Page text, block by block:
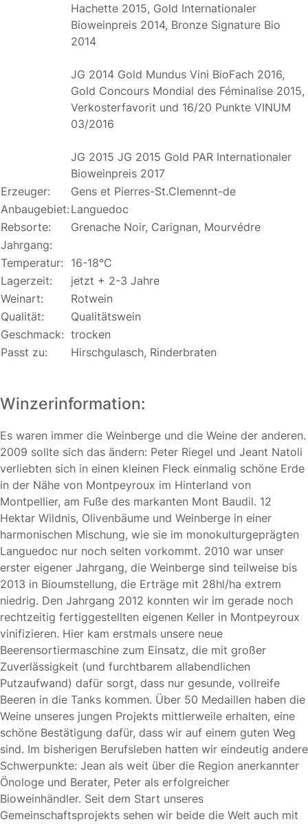
Hachette 2015, Gold Internationaler
Bioweinpreis 2014, Bronze Signature Bio
2014
JG 2014 Gold Mundus Vini BioFach 2016,
Gold Concours Mondial des Féminalise 2015,
Verkosterfavorit und 16/20 Punkte VINUM
03/2016
JG 2015 JG 2015 Gold PAR Internationaler
Bioweinpreis 2017
Erzeuger:
Gens et Pierres-St.Clemennt-de
Anbaugebiet:Languedoc
Rebsorte:
Grenache Noir, Carignan, Mourvédre
Jahrgang:
Temperatur: 16-18°C
Lagerzeit:
jetzt + 2-3 Jahre
Weinart:
Rotwein
Qualität:
Qualitätswein
Geschmack: trocken
Passt zu:
Hirschgulasch, Rinderbraten
Winzerinformation:
Es waren immer die Weinberge und die Weine der anderen.
2009 sollte sich das ändern: Peter Riegel und Jeant Natoli
verliebten sich in einen kleinen Fleck einmalig schöne Erde
in der Nähe von Montpeyroux im Hinterland von
Montpellier, am Fuße des markanten Mont Baudil. 12
Hektar Wildnis, Olivenbäume und Weinberge in einer
harmonischen Mischung, wie sie im monokulturgeprägten
Languedoc nur noch selten vorkommt. 2010 war unser
erster eigener Jahrgang, die Weinberge sind teilweise bis
2013 in Bioumstellung, die Erträge mit 28hl/ha extrem
niedrig. Den Jahrgang 2012 konnten wir im gerade noch
rechtzeitig fertiggestellten eigenen Keller in Montpeyroux
vinifizieren. Hier kam erstmals unsere neue
Beerensortiermaschine zum Einsatz, die mit großer
Zuverlässigkeit (und furchtbarem allabendlichen
Putzaufwand) dafür sorgt, dass nur gesunde, vollreife
Beeren in die Tanks kommen. Über 50 Medaillen haben die
Weine unseres jungen Projekts mittlerweile erhalten, eine
schöne Bestätigung dafür, dass wir auf einem guten Weg
sind. Im bisherigen Berufsleben hatten wir eindeutig andere
Schwerpunkte: Jean als weit über die Region anerkannter
Önologe und Berater, Peter als erfolgreicher
Bioweinhändler. Seit dem Start unseres
Gemeinschaftsprojekts sehen wir beide die Welt auch mit